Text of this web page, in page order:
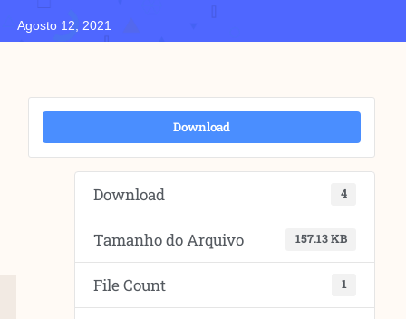
Agosto 12, 2021
Download
Download 4
Tamanho do Arquivo 157.13 KB
File Count 1